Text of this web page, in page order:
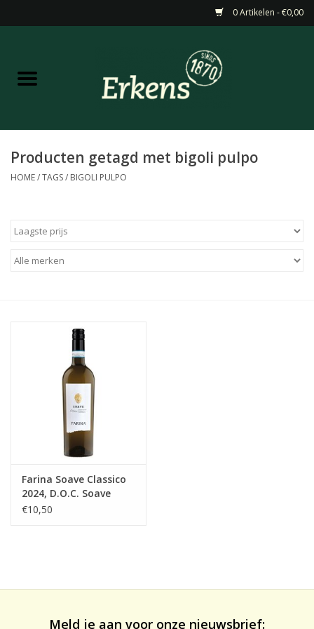
0 Artikelen - €0,00
Home
Barneveldse specialiteiten
Masterclasses & Proeverijen
Wijnglazen - openers -karaffen
Producten getagd met bigoli pulpo
HOME/TAGS/ BIGOLI PULPO
Farina Soave Classico
2024, D.O.C. Soave
Classico
€10,50
Meld je aan voor onze nieuwsbrief: